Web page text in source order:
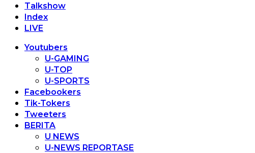
Talkshow
Index
LIVE
Youtubers
U-GAMING
U-TOP
U-SPORTS
Facebookers
Tik-Tokers
Tweeters
BERITA
U NEWS
U-NEWS REPORTASE